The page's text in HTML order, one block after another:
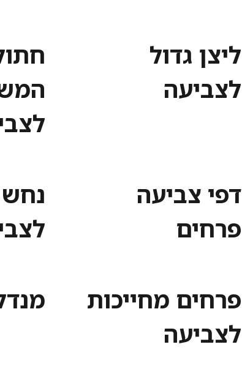
ליצן גדול
לצביעה
דפי צביעה
פרחים
נחש
פרחים מחייכות
לצביעה